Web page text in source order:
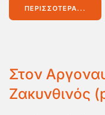
ΠΕΡΙΣΣΌΤΕΡΑ...
Στον
Ζακυνθινός